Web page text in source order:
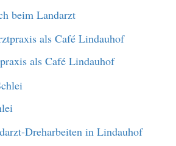
beim Landarzt
als Café Lindauhof